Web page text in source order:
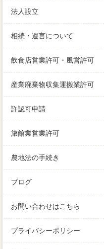
法人設立
相続・遺言について
飲食店営業許可・風営許可
産業廃棄物収集運搬業許可
許認可申請
旅館業営業許可
農地法の手続き
ブログ
お問い合わせはこちら
プライバシーポリシー